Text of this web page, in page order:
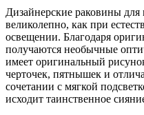
Дизайнерские раковины
великолепно, как при
освещении. Благодаря
получаются необычные
имеет оригинальный
черточек, пятнышек и
сочетании с мягкой
исходит таинственное